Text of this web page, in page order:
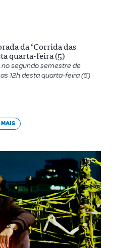
da ‘Corrida das
quarta-feira (5)
segundo semestre de
12h desta quarta-feira (5)
MAIS